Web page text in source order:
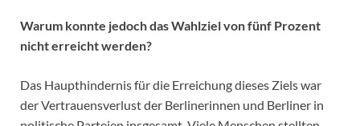
Warum konnte jedoch das Wahlziel von fünf Prozent
nicht erreicht werden?
Das Haupthindernis für die Erreichung dieses Ziels war
der Vertrauensverlust der Berlinerinnen und Berliner in